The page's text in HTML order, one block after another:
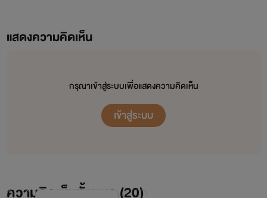
หิ่งห้อยหลงจันทร์ ดลผู้คลั่งรักกร เจ้านายที่เขาแอบรัก
1.มาเฟียลูกดก อินทรี~แค็บหมู
แสดงความคิดเห็น
กรุณาเข้าสู่ระบบเพื่อแสดงความคิดเห็น
เข้าสู่ระบบ
ความคิดเห็นทั้งหมด (20)